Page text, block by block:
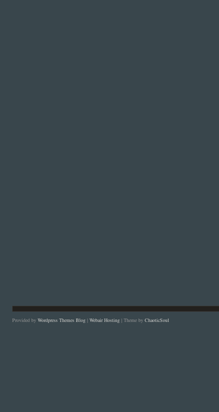
Provided by Wordpress Themes Blog | Webair Hosting | Theme by ChaoticSoul